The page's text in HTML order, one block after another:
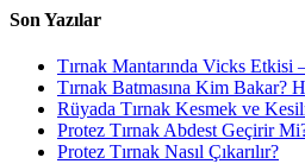
Son Yazılar
Tırnak Mantarında Vicks Etkisi
Tırnak Batmasına Kim Bakar?
Rüyada Tırnak Kesmek ve
Protez Tırnak Abdest Geçirir
Protez Tırnak Nasıl Çıkarılır?